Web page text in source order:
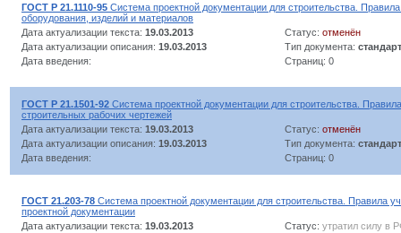
ГОСТ Р 21.1110-95 Система проектной документации для строительства.
оборудования, изделий и материалов
Дата актуализации текста: 19.03.2013 Статус: отменён
Дата актуализации описания: 19.03.2013 Тип документа: стандарт
Дата введения:
Страниц: 0
ГОСТ Р 21.1501-92 Система проектной документации для строительства.
строительных рабочих чертежей
Дата актуализации текста: 19.03.2013 Статус: отменён
Дата актуализации описания: 19.03.2013 Тип документа: стандарт
Дата введения:
Страниц: 0
ГОСТ 21.203-78 Система проектной документации для строительства. Правила
проектной документации
Дата актуализации текста: 19.03.2013 Статус: утратил силу в